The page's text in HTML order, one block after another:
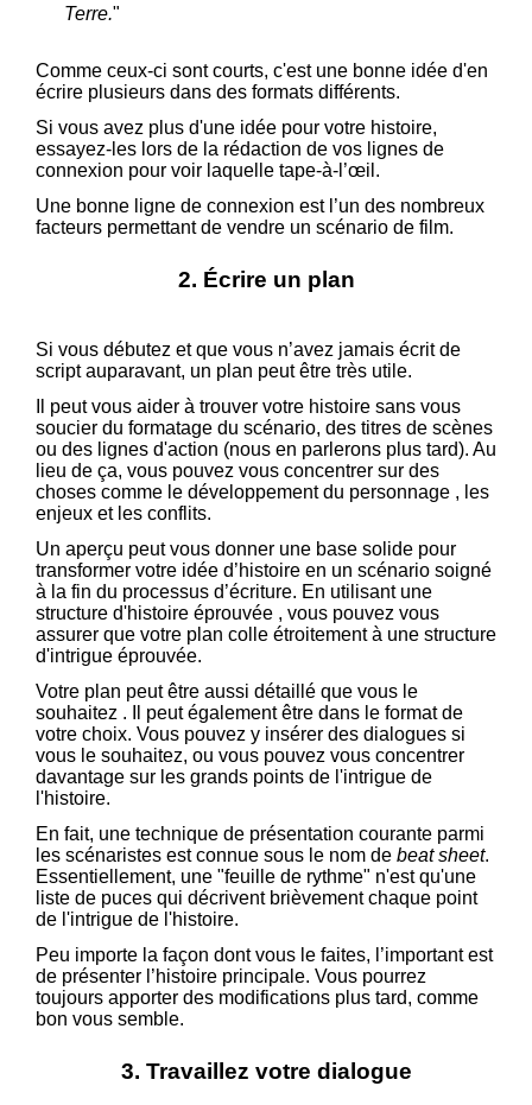
Terre."
Comme ceux-ci sont courts, c'est une bonne idée d'en
écrire plusieurs dans des formats différents.
Si vous avez plus d'une idée pour votre histoire,
essayez-les lors de la rédaction de vos lignes de
connexion pour voir laquelle tape-à-l’œil.
Une bonne ligne de connexion est l’un des nombreux
facteurs permettant de vendre un scénario de film.
2. Écrire un plan
Si vous débutez et que vous n’avez jamais écrit de
script auparavant, un plan peut être très utile.
Il peut vous aider à trouver votre histoire sans vous
soucier du formatage du scénario, des titres de scènes
ou des lignes d'action (nous en parlerons plus tard). Au
lieu de ça, vous pouvez vous concentrer sur des
choses comme le développement du personnage , les
enjeux et les conflits.
Un aperçu peut vous donner une base solide pour
transformer votre idée d’histoire en un scénario soigné
à la fin du processus d’écriture. En utilisant une
structure d'histoire éprouvée , vous pouvez vous
assurer que votre plan colle étroitement à une structure
d'intrigue éprouvée.
Votre plan peut être aussi détaillé que vous le
souhaitez . Il peut également être dans le format de
votre choix. Vous pouvez y insérer des dialogues si
vous le souhaitez, ou vous pouvez vous concentrer
davantage sur les grands points de l'intrigue de
l'histoire.
En fait, une technique de présentation courante parmi
les scénaristes est connue sous le nom de beat sheet.
Essentiellement, une "feuille de rythme" n'est qu'une
liste de puces qui décrivent brièvement chaque point
de l'intrigue de l'histoire.
Peu importe la façon dont vous le faites, l’important est
de présenter l’histoire principale. Vous pourrez
toujours apporter des modifications plus tard, comme
bon vous semble.
3. Travaillez votre dialogue